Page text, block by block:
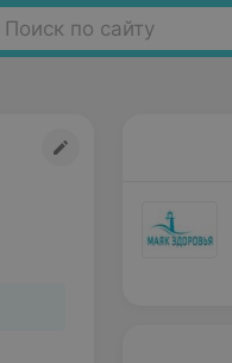
Поиск по сайту